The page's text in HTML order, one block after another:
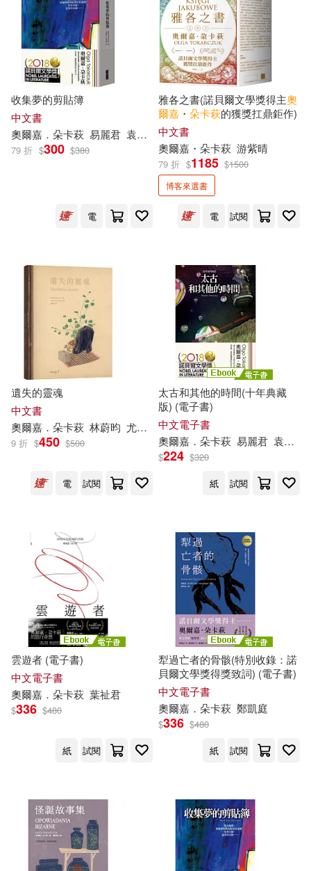
可港澳店取(8)
可新加坡店取(8)
可菲律賓店取(8)
電子書 (可複選)
其他 (可複選)
現在可購買商品(14)
作者/演唱/譯/編/繪(15)
價格
範圍
收集夢的剪貼簿
中文書
奧爾嘉 ． 朵卡萩 易麗君 袁漢鎔
79 折 $300 $380
電
雅各之書(諾貝爾文學獎得主奧
爾嘉 ・ 朵卡萩的獲獎扛鼎鉅作)
中文書
奧爾嘉 ・ 朵卡萩 游紫晴
79 折 $1185 $1500
博客來選書
電 試閱
遺失的靈魂
中文書
奧爾嘉 ． 朵卡萩 林蔚昀 尤安娜．康哲友（Joanna Concejo）
9 折 $450 $500
電 試閱
太古和其他的時間(十年典藏
版) (電子書)
中文電子書
奧爾嘉 ． 朵卡萩 易麗君 袁漢鎔
$224 $320
紙
試閱
雲遊者 (電子書)
中文電子書
奧爾嘉 ． 朵卡萩 葉祉君
$336 $480
紙 試閱
犁過亡者的骨骸(特別收錄：諾
貝爾文學獎得獎致詞) (電子書)
中文電子書
奧爾嘉 ． 朵卡萩 鄭凱庭
$336 $480
紙
試閱